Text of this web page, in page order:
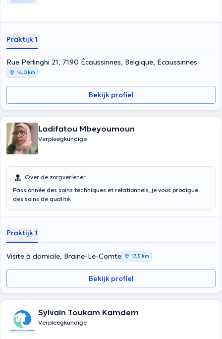
Praktijk 1
Rue Perlinghi 21, 7190 Écaussinnes, Belgique, Ecaussinnes
14,0 km
Bekijk profiel
Ladifatou Mbeyoumoun
Verpleegkundige
Over de zorgverlener
Passionnée des soins techniques et relationnels, je vous prodigue
des soins de qualité.
Praktijk 1
Visite à domicile, Braine-Le-Comte 17,5 km
Bekijk profiel
Sylvain Toukam Kamdem
Verpleegkundige